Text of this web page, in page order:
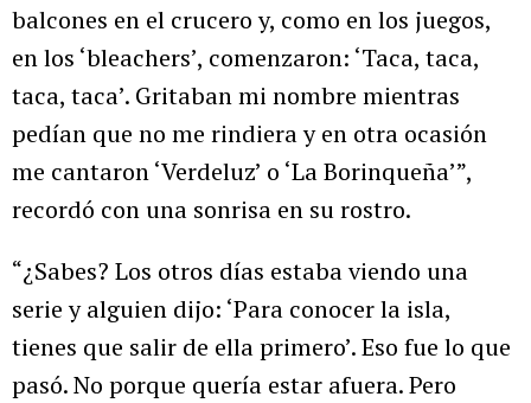
balcones en el crucero y, como en los juegos,
en los ‘bleachers’, comenzaron: ‘Taca, taca,
taca, taca’. Gritaban mi nombre mientras
pedían que no me rindiera y en otra ocasión
me cantaron ‘Verdeluz’ o ‘La Borinqueña’”,
recordó con una sonrisa en su rostro.
“¿Sabes? Los otros días estaba viendo una
serie y alguien dijo: ‘Para conocer la isla,
tienes que salir de ella primero’. Eso fue lo que
pasó. No porque quería estar afuera. Pero